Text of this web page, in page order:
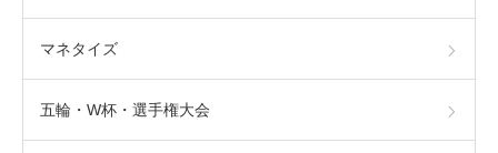
マネタイズ
五輪・W杯・選手権大会